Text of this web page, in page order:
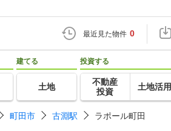
最近見た物件 0
建てる
土地
投資する
不動産
投資
土地活用
町田市 古淵駅 ラポール町田